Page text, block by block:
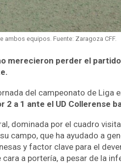
ambos equipos. Fuente: Zaragoza CFF.
merecieron perder el
del campeonato de Liga
2 a 1 ante el UD Collerense
dominada por el cuadro
campo, que ha ayudado a
y factor clave para el
a portería, a pesar de la